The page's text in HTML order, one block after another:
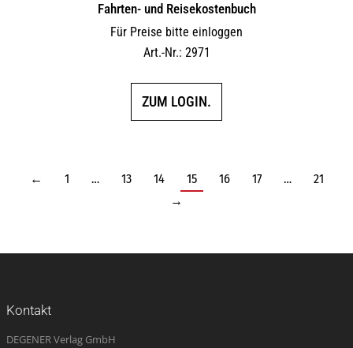
Fahrten- und Reisekostenbuch
Für Preise bitte einloggen
Art.-Nr.: 2971
ZUM LOGIN.
← 1 … 13 14 15 16 17 …
21
→
Kontakt
DEGENER Verlag GmbH